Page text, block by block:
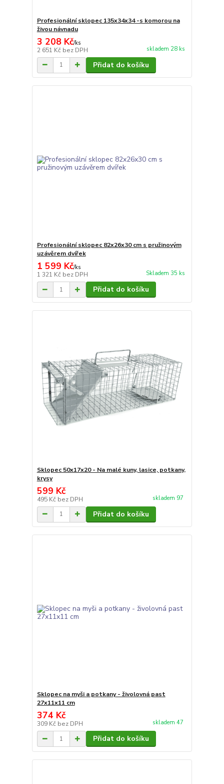
Profesionální sklopec 135x34x34 -s komorou na
živou návnadu
3 208 Kč/ks
2 651 Kč bez DPH skladem 28 ks
Přidat do košíku
Profesionální sklopec 82x26x30 cm s pružinovým
uzávěrem dvířek
1 599 Kč/ks
1 321 Kč bez DPH Skladem 35 ks
Přidat do košíku
Sklopec 50x17x20 - Na malé kuny, lasice, potkany,
krysy
599 Kč
495 Kč bez DPH skladem 97
Přidat do košíku
Sklopec na myši a potkany - živolovná past
27x11x11 cm
374 Kč
309 Kč bez DPH skladem 47
Přidat do košíku